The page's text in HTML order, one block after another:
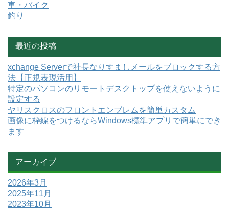
車・バイク
釣り
最近の投稿
xchange Serverで社長なりすましメールをブロックする方
法【正規表現活用】
特定のパソコンのリモートデスクトップを使えないように
設定する
ヤリスクロスのフロントエンブレムを簡単カスタム
画像に枠線をつけるならWindows標準アプリで簡単にでき
ます
アーカイブ
2026年3月
2025年11月
2023年10月